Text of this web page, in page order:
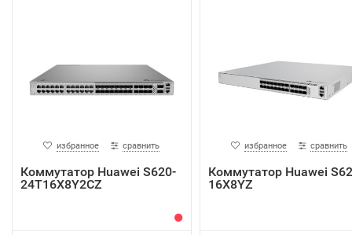
избранное сравнить
Коммутатор Huawei S620-
24T16X8Y2CZ
избранное сравнить
Коммутатор Huawei
16X8YZ